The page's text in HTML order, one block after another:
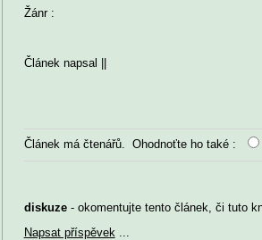
Žánr :
Článek napsal
Článek má čtenářů. Ohodnoťte ho také :
diskuze- okomentujte tento článek, či tuto
Napsat příspěvek